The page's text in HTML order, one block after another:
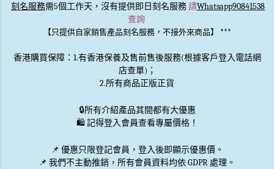
刻名服務需5個工作天，沒有提供即日刻名服務請Whatsapp90841538
查詢
【只提供自家銷售產品刻名服務，不接外來商品】 ***
香港購買保障：1.有香港保養及售前售後服務(根據客戶登入電話網
店查單)；
2.所有商品正版正貨
🔒所有介紹產品其間都有大優惠
🛍️ 記得登入會員查看專屬價格！
📌 優惠只限登記會員 ，登入後即顯示優惠價。
📌 我們不主動推銷 ，所有會員資料均依 GDPR 處理。